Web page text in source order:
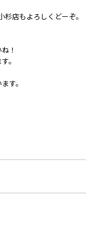
店もよろしくどーぞ。
！
。
す。